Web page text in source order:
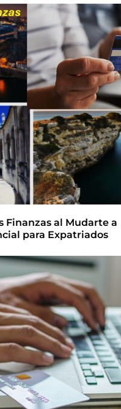
Finanzas al Mudarte a
para Expatriados